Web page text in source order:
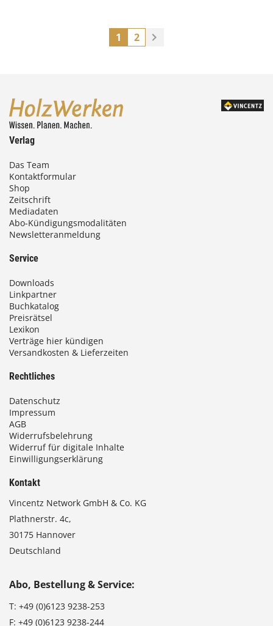
1 2
Verlag
Das Team
Kontaktformular
Shop
Zeitschrift
Mediadaten
Abo-Kündigungsmodalitäten
Newsletteranmeldung
Service
Downloads
Linkpartner
Buchkatalog
Preisrätsel
Lexikon
Verträge hier kündigen
Versandkosten & Lieferzeiten
Rechtliches
Datenschutz
Impressum
AGB
Widerrufsbelehrung
Widerruf für digitale Inhalte
Einwilligungserklärung
Kontakt
Vincentz Network GmbH & Co. KG
Plathnerstr. 4c,
30175 Hannover
Deutschland
Abo, Bestellung & Service:
T: +49 (0)6123 9238-253
F: +49 (0)6123 9238-244